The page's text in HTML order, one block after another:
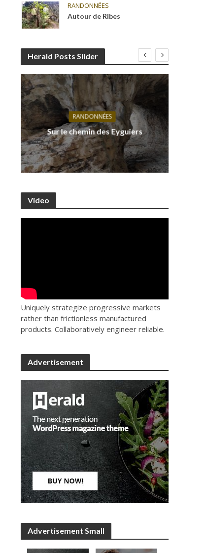
RANDONNÉES
Autour de Ribes
Herald Posts Slider
RANDONNÉES
Sur le chemin des Eyguiers
Video
Uniquely strategize progressive markets
rather than frictionless manufactured
products. Collaboratively engineer reliable.
Advertisement
Advertisement Small